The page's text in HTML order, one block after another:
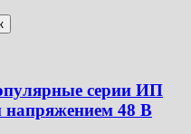
серии ИП
48 В